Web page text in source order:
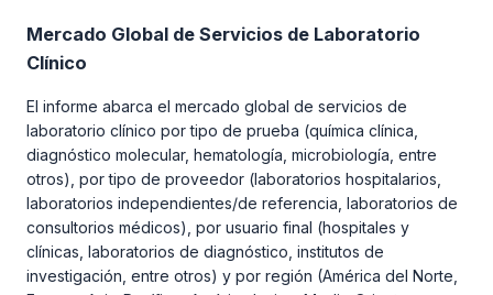
Mercado Global de Servicios de Laboratorio
Clínico
El informe abarca el mercado global de servicios de
laboratorio clínico por tipo de prueba (química clínica,
diagnóstico molecular, hematología, microbiología, entre
otros), por tipo de proveedor (laboratorios hospitalarios,
laboratorios independientes/de referencia, laboratorios de
consultorios médicos), por usuario final (hospitales y
clínicas, laboratorios de diagnóstico, institutos de
investigación, entre otros) y por región (América del Norte,